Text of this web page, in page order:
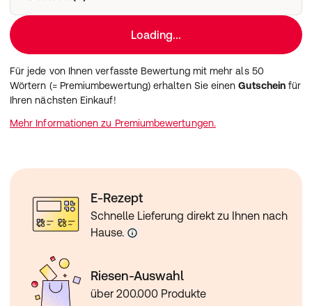
Loading...
Für jede von Ihnen verfasste Bewertung mit mehr als 50
Wörtern (= Premiumbewertung) erhalten Sie einenGutschein für
Ihren nächsten Einkauf!
Mehr Informationen zu Premiumbewertungen.
E-Rezept
Schnelle Lieferung direkt zu Ihnen nach
Hause.
Riesen-Auswahl
über 200.000 Produkte